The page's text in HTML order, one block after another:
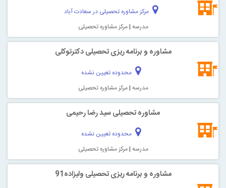
مرکز مشاوره تحصیلی در سعادت آباد
مدرسه |مرکز مشاوره تحصیلی
مشاوره و برنامه ریزی تحصیلی دکترتوکلی
محدوده تعیین نشده
مدرسه |مرکز مشاوره تحصیلی
مشاوره تحصیلی سید رضا رحیمی
محدوده تعیین نشده
مدرسه |مرکز مشاوره تحصیلی
مشاوره و برنامه ریزی تحصیلی ولیزاده91